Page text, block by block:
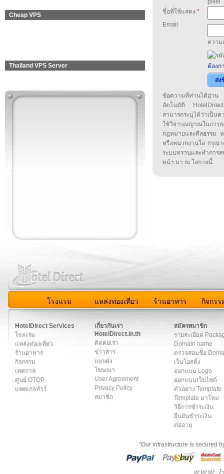
Cheap VPS
Thailand VPS Server
pixel
ชื่อที่ใช้แสดง *
Email
ความ
ต้องก
ส่ง
ข้อความที่ท่านได้อ่าน
อัตโนมัติ
สามารถระบุได้ว่าเป็น
ใช้วิจารณญาณในกา
กฎหมายและศีลธรรม
หรือหน่วยงานใด กรุณา
ระบบทราบและทำกา
หน้า มา ณ โอกาสนี้
โรงแรม แหล่งท่องเที่ยว ร้านอาหาร กิจกรร
HotelDirect Services
โรงแรม
แหล่งท่องเที่ยว
ร้านอาหาร
กิจกรรม
เทศกาล
ศูนย์ OTOP
แพคเกจทัวร์
เกี่ยวกับเรา
HotelDirect.in.th
ติดต่อเรา
ข่าวสาร
แผนผัง
โฆษณา
User Agreement
Privacy Policy
สมาชิก
สมัครสมาชิก
รายละเอียด
Domain name
ตรวจสอบชื่อ
เว็บโฮสติ้ง
ออกแบบ Logo
ออกแบบเว็บไซต์
ตัวอย่าง Template
Template มาใหม่
วิธีการชำระเงิน
ยืนยันชำระเงิน
ต่ออายุ
"Our infrastructure is secured